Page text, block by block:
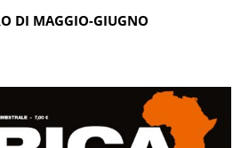
DI MAGGIO-GIUGNO